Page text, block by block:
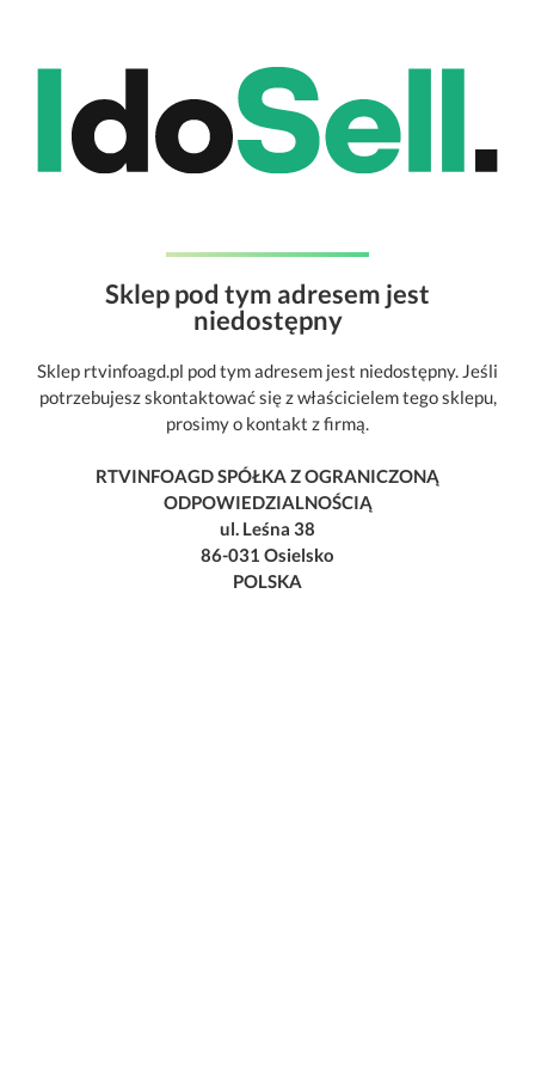
Sklep pod tym adresem jest
niedostępny
Sklep rtvinfoagd.pl pod tym adresem jest niedostępny. Jeśli
potrzebujesz skontaktować się z właścicielem tego sklepu,
prosimy o kontakt z firmą.
RTVINFOAGD SPÓŁKA Z OGRANICZONĄ
ODPOWIEDZIALNOŚCIĄ
ul. Leśna 38
86-031 Osielsko
POLSKA